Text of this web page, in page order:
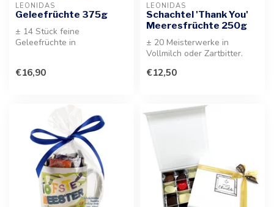
LEONIDAS
Geleefrüchte 375g
± 14 Stück feine
Geleefrüchte in
€16,90
LEONIDAS
Schachtel 'Thank You'
Meeresfrüchte 250g
± 20 Meisterwerke in
Vollmilch oder Zartbitter.
Meere...
€12,50